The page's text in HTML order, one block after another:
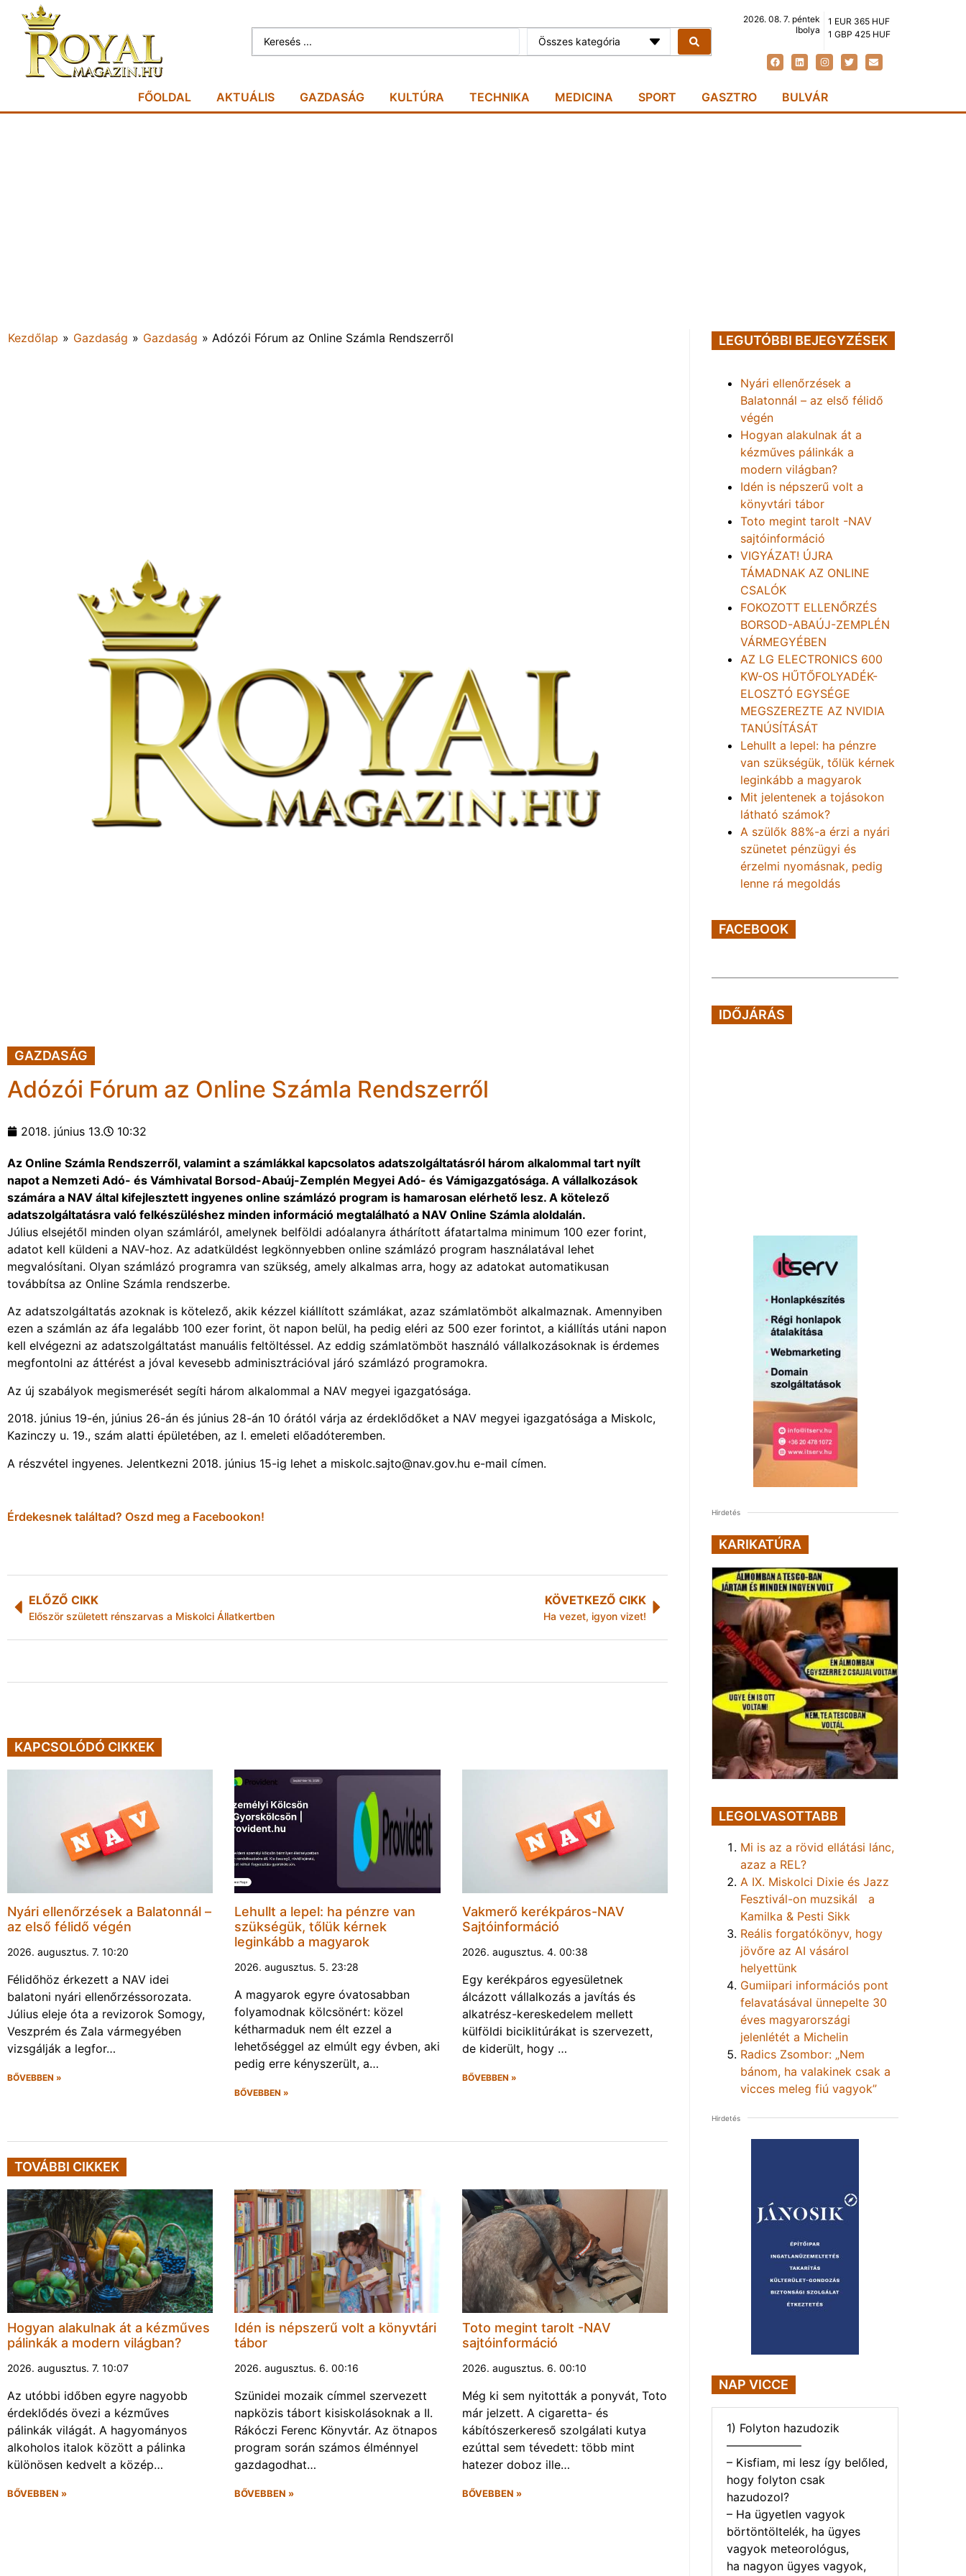
Összes kategória
2026. 08. 7. péntek
Ibolya
1 EUR 365 HUF
1 GBP 425 HUF
FŐOLDAL AKTUÁLIS GAZDASÁG KULTÚRA TECHNIKA MEDICINA SPORT GASZTRO BULVÁR
Kezdőlap » Gazdaság » Gazdaság » Adózói Fórum az Online Számla Rendszerről
GAZDASÁG
Adózói Fórum az Online Számla Rendszerről
2018. június 13. 10:32
Az Online Számla Rendszerről, valamint a számlákkal kapcsolatos adatszolgáltatásról három alkalommal tart nyílt
napot a Nemzeti Adó- és Vámhivatal Borsod-Abaúj-Zemplén Megyei Adó- és Vámigazgatósága. A vállalkozások
számára a NAV által kifejlesztett ingyenes online számlázó program is hamarosan elérhető lesz. A kötelező
adatszolgáltatásra való felkészüléshez minden információ megtalálható a NAV Online Számla aloldalán.
Július elsejétől minden olyan számláról, amelynek belföldi adóalanyra áthárított áfatartalma minimum 100 ezer forint,
adatot kell küldeni a NAV-hoz. Az adatküldést legkönnyebben online számlázó program használatával lehet
megvalósítani. Olyan számlázó programra van szükség, amely alkalmas arra, hogy az adatokat automatikusan
továbbítsa az Online Számla rendszerbe.
Az adatszolgáltatás azoknak is kötelező, akik kézzel kiállított számlákat, azaz számlatömböt alkalmaznak. Amennyiben
ezen a számlán az áfa legalább 100 ezer forint, öt napon belül, ha pedig eléri az 500 ezer forintot, a kiállítás utáni napon
kell elvégezni az adatszolgáltatást manuális feltöltéssel. Az eddig számlatömböt használó vállalkozásoknak is érdemes
megfontolni az áttérést a jóval kevesebb adminisztrációval járó számlázó programokra.
Az új szabályok megismerését segíti három alkalommal a NAV megyei igazgatósága.
2018. június 19-én, június 26-án és június 28-án 10 órától várja az érdeklődőket a NAV megyei igazgatósága a Miskolc,
Kazinczy u. 19., szám alatti épületében, az I. emeleti előadóteremben.
A részvétel ingyenes. Jelentkezni 2018. június 15-ig lehet a miskolc.sajto@nav.gov.hu e-mail címen.
Érdekesnek találtad? Oszd meg a Facebookon!
ELŐZŐ CIKK
Először született rénszarvas a Miskolci Állatkertben
KÖVETKEZŐ CIKK
Ha vezet, igyon vizet!
KAPCSOLÓDÓ CIKKEK
Nyári ellenőrzések a Balatonnál –
az első félidő végén
2026. augusztus. 7. 10:20
Félidőhöz érkezett a NAV idei
balatoni nyári ellenőrzéssorozata.
Július eleje óta a revizorok Somogy,
Veszprém és Zala vármegyében
vizsgálják a legfor…
BŐVEBBEN »
Lehullt a lepel: ha pénzre van
szükségük, tőlük kérnek
leginkább a magyarok
2026. augusztus. 5. 23:28
A magyarok egyre óvatosabban
folyamodnak kölcsönért: közel
kétharmaduk nem élt ezzel a
lehetőséggel az elmúlt egy évben, aki
pedig erre kényszerült, a…
BŐVEBBEN »
Vakmerő kerékpáros-NAV
Sajtóinformáció
2026. augusztus. 4. 00:38
Egy kerékpáros egyesületnek
álcázott vállalkozás a javítás és
alkatrész-kereskedelem mellett
külföldi biciklitúrákat is szervezett,
de kiderült, hogy …
BŐVEBBEN »
TOVÁBBI CIKKEK
Hogyan alakulnak át a kézműves
pálinkák a modern világban?
2026. augusztus. 7. 10:07
Az utóbbi időben egyre nagyobb
érdeklődés övezi a kézműves
pálinkák világát. A hagyományos
alkoholos italok között a pálinka
különösen kedvelt a közép…
BŐVEBBEN »
Idén is népszerű volt a könyvtári
tábor
2026. augusztus. 6. 00:16
Szünidei mozaik címmel szervezett
napközis tábort kisiskolásoknak a II.
Rákóczi Ferenc Könyvtár. Az ötnapos
program során számos élménnyel
gazdagodhat…
BŐVEBBEN »
Toto megint tarolt -NAV
sajtóinformáció
2026. augusztus. 6. 00:10
Még ki sem nyitották a ponyvát, Toto
már jelzett. A cigaretta- és
kábítószerkereső szolgálati kutya
ezúttal sem tévedett: több mint
hatezer doboz ille…
BŐVEBBEN »
LEGUTÓBBI BEJEGYZÉSEK
Nyári ellenőrzések a
Balatonnál – az első félidő
végén
Hogyan alakulnak át a
kézműves pálinkák a
modern világban?
Idén is népszerű volt a
könyvtári tábor
Toto megint tarolt -NAV
sajtóinformáció
VIGYÁZAT! ÚJRA
TÁMADNAK AZ ONLINE
CSALÓK
FOKOZOTT ELLENŐRZÉS
BORSOD-ABAÚJ-ZEMPLÉN
VÁRMEGYÉBEN
AZ LG ELECTRONICS 600
KW-OS HŰTŐFOLYADÉK-
ELOSZTÓ EGYSÉGE
MEGSZEREZTE AZ NVIDIA
TANÚSÍTÁSÁT
Lehullt a lepel: ha pénzre
van szükségük, tőlük kérnek
leginkább a magyarok
Mit jelentenek a tojásokon
látható számok?
A szülők 88%-a érzi a nyári
szünetet pénzügyi és
érzelmi nyomásnak, pedig
lenne rá megoldás
FACEBOOK
IDŐJÁRÁS
Hirdetés
KARIKATÚRA
LEGOLVASOTTABB
Mi is az a rövid ellátási lánc,
azaz a REL?
A IX. Miskolci Dixie és Jazz
Fesztivál-on muzsikál a
Kamilka & Pesti Sikk
Reális forgatókönyv, hogy
jövőre az AI vásárol
helyettünk
Gumiipari információs pont
felavatásával ünnepelte 30
éves magyarországi
jelenlétét a Michelin
Radics Zsombor: „Nem
bánom, ha valakinek csak a
vicces meleg fiú vagyok”
Hirdetés
NAP VICCE
1) Folyton hazudozik
——————–
– Kisfiam, mi lesz így belőled,
hogy folyton csak
hazudozol?
– Ha ügyetlen vagyok
börtöntöltelék, ha ügyes
vagyok meteorológus,
ha nagyon ügyes vagyok,